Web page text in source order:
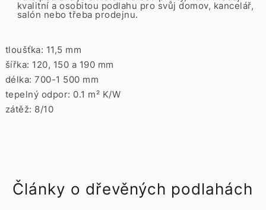
kvalitní a osobitou podlahu pro svůj domov, kancelář,
salón nebo třeba prodejnu.
tloušťka: 11,5 mm
šířka: 120, 150 a 190 mm
délka: 700-1 500 mm
tepelný odpor: 0.1 m² K/W
zátěž: 8/10
Články o dřevěných podlahách